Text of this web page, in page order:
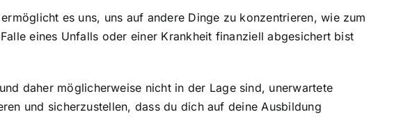
es uns, uns auf andere Dinge zu konzentrieren, wie zum
eines Unfalls oder einer Krankheit finanziell abgesichert bist
daher möglicherweise nicht in der Lage sind, unerwartete
und sicherzustellen, dass du dich auf deine Ausbildung